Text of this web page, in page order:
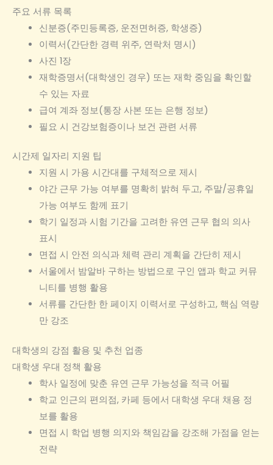
주요 서류 목록
신분증(주민등록증, 운전면허증, 학생증)
이력서(간단한 경력 위주, 연락처 명시)
사진 1장
재학증명서(대학생인 경우) 또는 재학 중임을 확인할
수 있는 자료
급여 계좌 정보(통장 사본 또는 은행 정보)
필요 시 건강보험증이나 보건 관련 서류
시간제 일자리 지원 팁
지원 시 가용 시간대를 구체적으로 제시
야간 근무 가능 여부를 명확히 밝혀 두고, 주말/공휴일
가능 여부도 함께 표기
학기 일정과 시험 기간을 고려한 유연 근무 협의 의사
표시
면접 시 안전 의식과 체력 관리 계획을 간단히 제시
서울에서 밤알바 구하는 방법으로 구인 앱과 학교 커뮤
니티를 병행 활용
서류를 간단한 한 페이지 이력서로 구성하고, 핵심 역량
만 강조
대학생의 강점 활용 및 추천 업종
대학생 우대 정책 활용
학사 일정에 맞춘 유연 근무 가능성을 적극 어필
학교 인근의 편의점, 카페 등에서 대학생 우대 채용 정
보를 활용
면접 시 학업 병행 의지와 책임감을 강조해 가점을 얻는
전략